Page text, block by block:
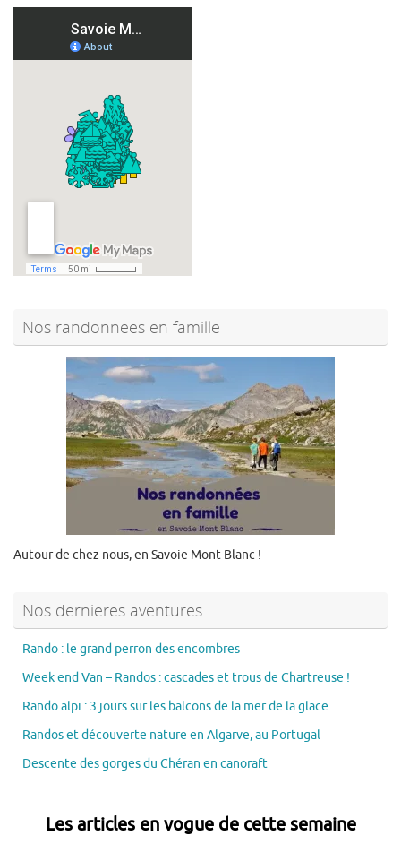
Nos randonnees en famille
Autour de chez nous, en Savoie Mont Blanc !
Nos dernieres aventures
Rando : le grand perron des encombres
Week end Van – Randos : cascades et trous de Chartreuse !
Rando alpi : 3 jours sur les balcons de la mer de la glace
Randos et découverte nature en Algarve, au Portugal
Descente des gorges du Chéran en canoraft
Les articles en vogue de cette semaine